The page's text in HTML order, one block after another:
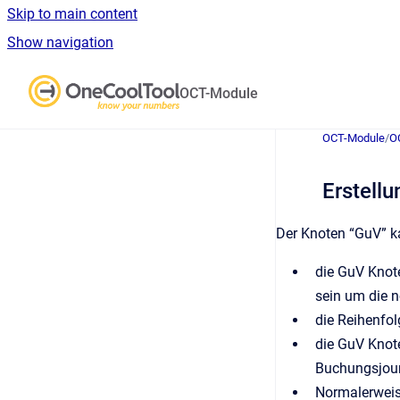
Skip to main content
Show navigation
OCT-Module
OCT-Module/
Der Knoten “GuV”
die GuV
sein um die
die
die GuV